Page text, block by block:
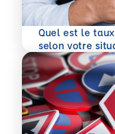
Quel est le
selon votre
En savoir plus